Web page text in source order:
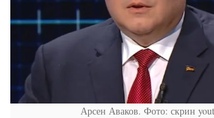
Арсен Аваков. Фото: скрин